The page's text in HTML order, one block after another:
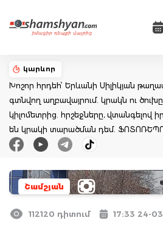
կարևոր
Խոշոր հրդեհ՝ Երևանի Սիլիկյան
գտնվող աղբավայրում. կրակն ու
կիլոմետրից. հրշեջները, վտանգելով
են կրակի տարածման դեմ.
Շամշյան
112120 դիտում 17:33 24-